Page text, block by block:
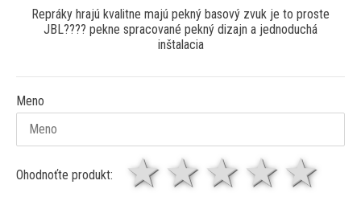
Repráky hrajú kvalitne majú pekný basový zvuk je to proste
JBL???? pekne spracované pekný dizajn a jednoduchá
inštalacia
Meno
Ohodnoťte produkt: 4
3
2 hviezdy
1 hviezda